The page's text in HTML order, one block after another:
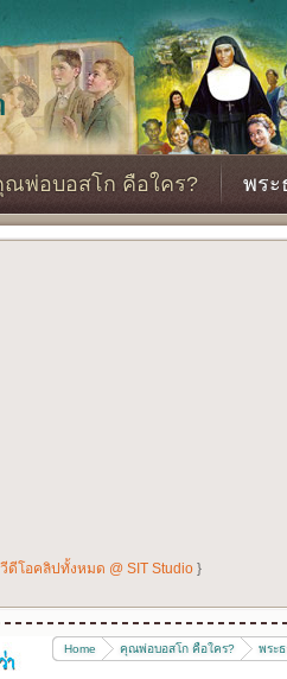
ณพ่อบอสโก คือใคร? พระ
ดีโอคลิปทั้งหมด @ SIT Studio }
Home คุณพ่อบอสโก คือใคร? พระ